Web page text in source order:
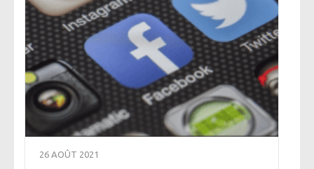
26 AOÛT 2021